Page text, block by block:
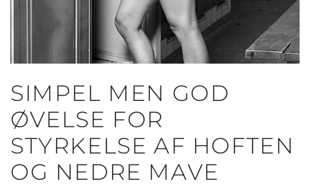
SIMPEL MEN GOD
ØVELSE FOR
STYRKELSE AF HOFTEN
OG NEDRE MAVE